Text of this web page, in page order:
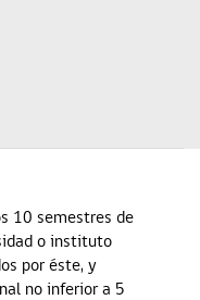
10 semestres de
o instituto
por éste, y
no inferior a 5